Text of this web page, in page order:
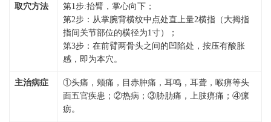
取穴方法
第1步:抬臂，掌心向下；
第2步：从掌腕背横纹中点处直上量2横指（大拇指
指间关节部位的横径为1寸）；
第3步：在前臂两骨头之间的凹陷处，按压有酸胀
感，即为本穴。
主治病症
①头痛，颊痛，目赤肿痛，耳鸣，耳聋，喉痹等头
面五官疾患；②热病；③胁肋痛，上肢痹痛；④瘰
疬。